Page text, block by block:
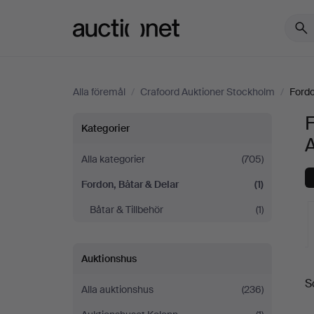
Alla föremål / Crafoord Auktioner Stockholm /
Fordon,
Båtar
&
på
Crafoord
Kategorier
Alla kategorier
(705)
Fordon, Båtar & Delar
(1)
Båtar & Tillbehör
(1)
Auktionshus
Alla auktionshus
(236)